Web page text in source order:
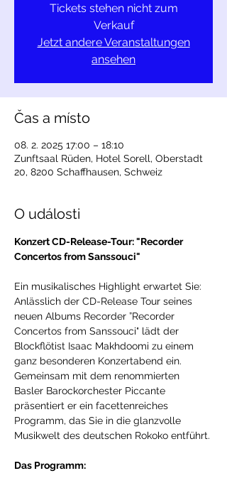
Tickets stehen nicht zum
Verkauf
Jetzt andere Veranstaltungen
ansehen
Čas a místo
08. 2. 2025 17:00 – 18:10
Zunftsaal Rüden, Hotel Sorell, Oberstadt
20, 8200 Schaffhausen, Schweiz
O události
Konzert CD-Release-Tour: "Recorder
Concertos from Sanssouci"
Ein musikalisches Highlight erwartet Sie:
Anlässlich der CD-Release Tour seines
neuen Albums Recorder ”Recorder
Concertos from Sanssouci" lädt der
Blockflötist Isaac Makhdoomi zu einem
ganz besonderen Konzertabend ein.
Gemeinsam mit dem renommierten
Basler Barockorchester Piccante
präsentiert er ein facettenreiches
Programm, das Sie in die glanzvolle
Musikwelt des deutschen Rokoko entführt.
Das Programm: